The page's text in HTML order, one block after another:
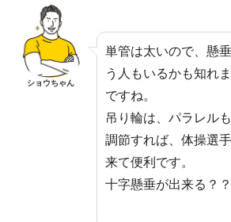
ショウちゃん
単管は太いので、懸
う人もいるかも知れ
ですね。
吊り輪は、パラレル
調節すれば、体操選
来て便利です。
十字懸垂が出来る？